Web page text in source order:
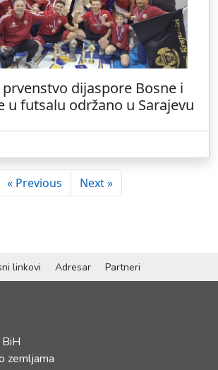
prvenstvo dijaspore Bosne i
u futsalu održano u Sarajevu
« Previous Next »
linkovi Adresar Partneri
zemljama